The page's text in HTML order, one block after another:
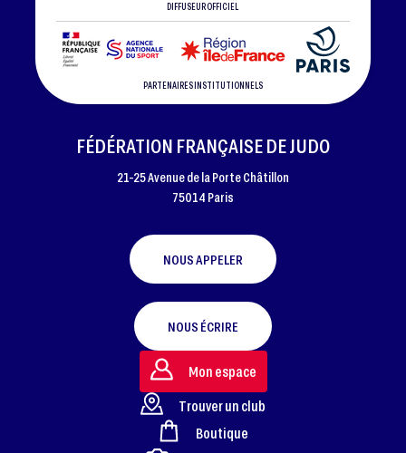
DIFFUSEUR OFFICIEL
PARTENAIRES INSTITUTIONNELS
FOOTER
FÉDÉRATION FRANÇAISE DE JUDO
21-25 Avenue de la Porte Châtillon
75014 Paris
NOUS APPELER
NOUS ÉCRIRE
Mon espace
Trouver un club
Boutique